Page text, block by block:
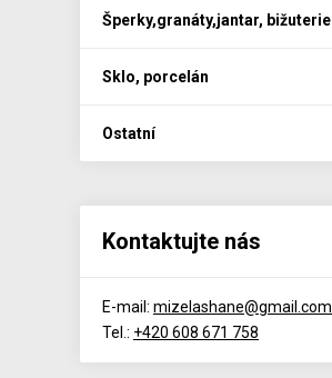
Šperky,granáty,jantar, bižuterie
Sklo, porcelán
Ostatní
Kontaktujte nás
E-mail: mizelashane@gmail.com
Tel.: +420 608 671 758